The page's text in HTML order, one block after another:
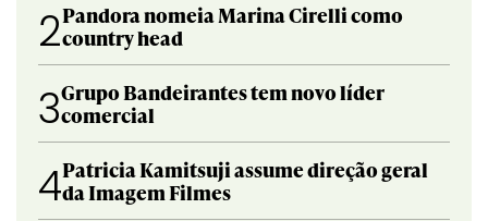
2Pandora nomeia Marina Cirelli como
country head
3Grupo Bandeirantes tem novo líder
comercial
4Patricia Kamitsuji assume direção geral
da Imagem Filmes